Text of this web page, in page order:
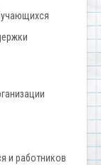
и работников